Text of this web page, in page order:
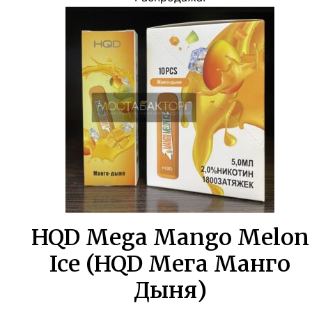
650,00 ₽.
358,00 ₽.
HQD Mega Mango Melon
Ice (HQD Мега Манго
Дыня)